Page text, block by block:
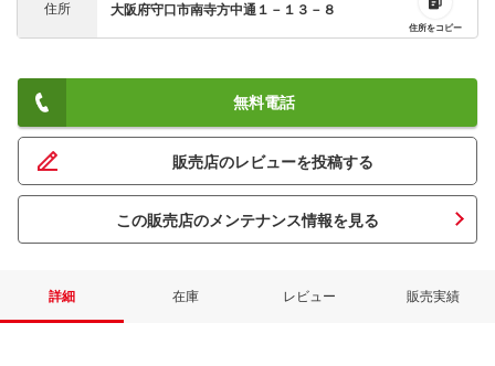
住所 大阪府守口市南寺方中通１－１３－８
住所をコピー
無料電話
販売店のレビューを投稿する
この販売店のメンテナンス情報を見る
詳細 在庫 レビュー 販売実績